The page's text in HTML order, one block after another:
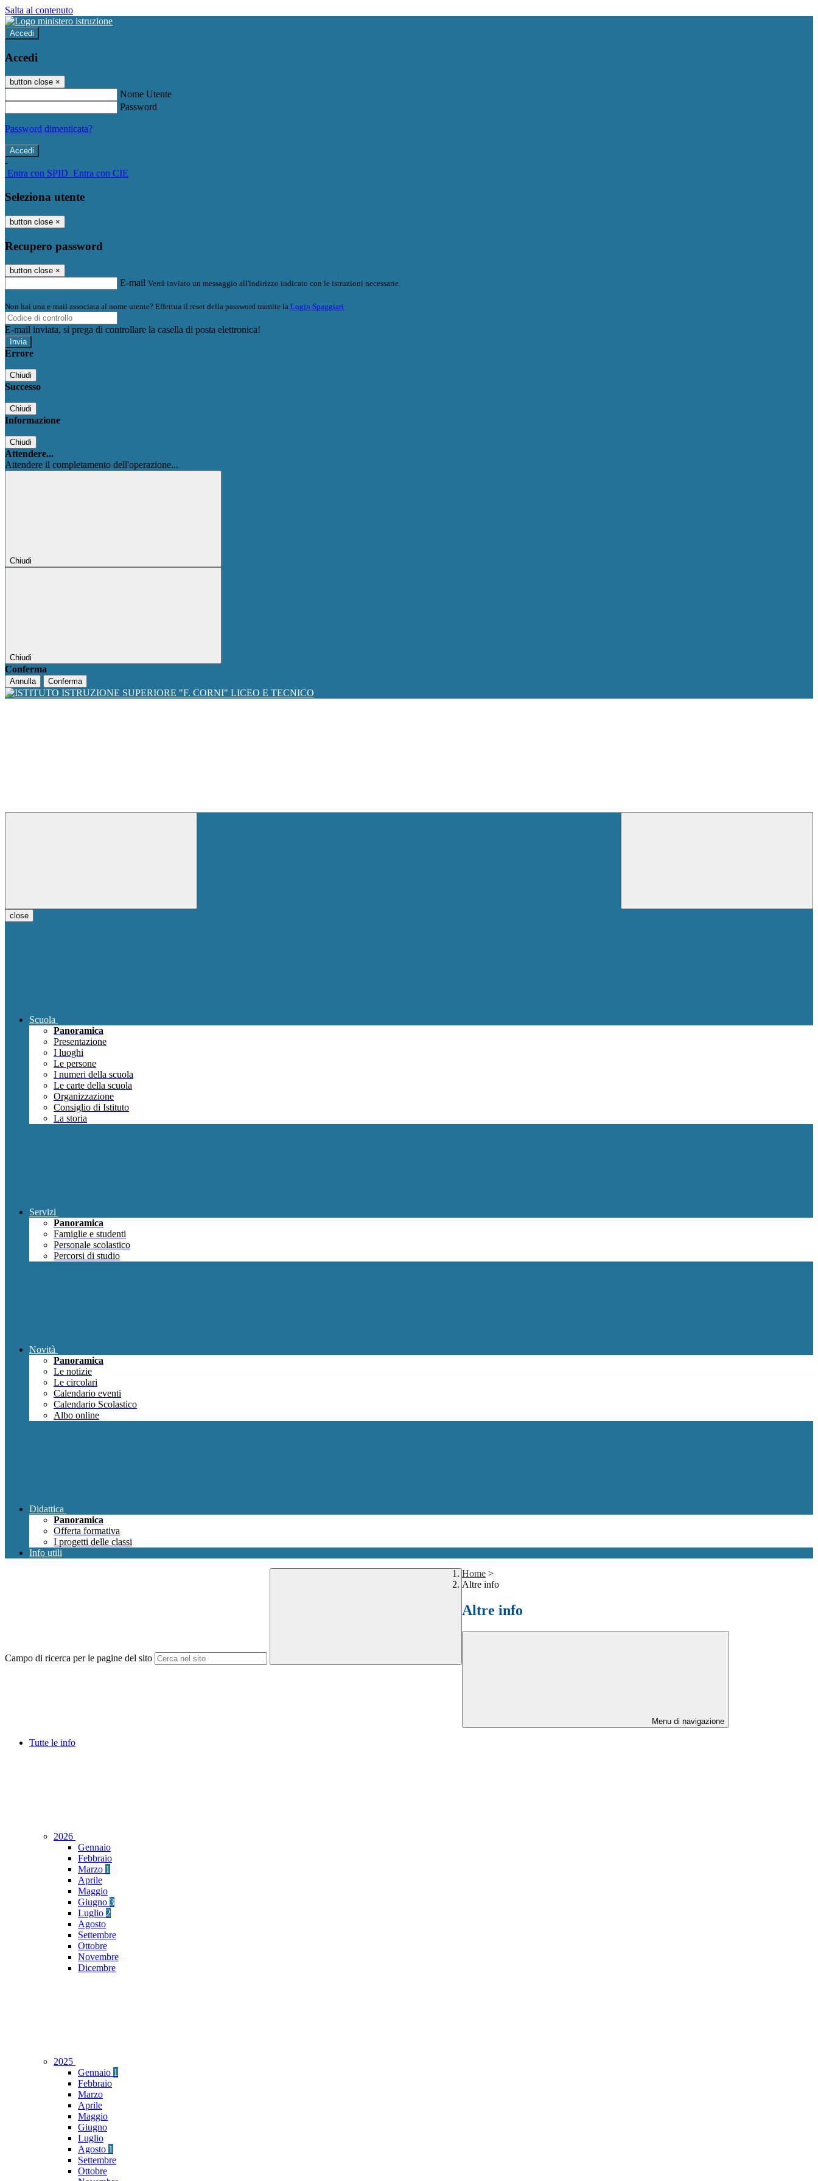
Salta al contenuto
Accedi
Accedi
button close ×
Nome Utente
Password
Password dimenticata?
-
Entra con SPID Entra con CIE
Seleziona utente
button close ×
Recupero password
button close ×
E-mail Verrà inviato un messaggio all'indirizzo indicato con le istruzioni necessarie.
Non hai una e-mail associata al nome utente? Effettua il reset della password tramite la Login Spaggiari
E-mail inviata, si prega di controllare la casella di posta elettronica!
Errore
Chiudi
Successo
Chiudi
Informazione
Chiudi
Attendere...
Attendere il completamento dell'operazione...
Chiudi
Chiudi
Conferma
Annulla Conferma
close
Scuola
Panoramica
Presentazione
I luoghi
Le persone
I numeri della scuola
Le carte della scuola
Organizzazione
Consiglio di Istituto
La storia
Servizi
Panoramica
Famiglie e studenti
Personale scolastico
Percorsi di studio
Novità
Panoramica
Le notizie
Le circolari
Calendario eventi
Calendario Scolastico
Albo online
Didattica
Panoramica
Offerta formativa
I progetti delle classi
Info utili
Campo di ricerca per le pagine del sito
Home >
Altre info
Altre info
Menu di navigazione
Tutte le info
2026
Gennaio
Febbraio
Marzo 1
Aprile
Maggio
Giugno 3
Luglio 2
Agosto
Settembre
Ottobre
Novembre
Dicembre
2025
Gennaio 1
Febbraio
Marzo
Aprile
Maggio
Giugno
Luglio
Agosto 1
Settembre
Ottobre